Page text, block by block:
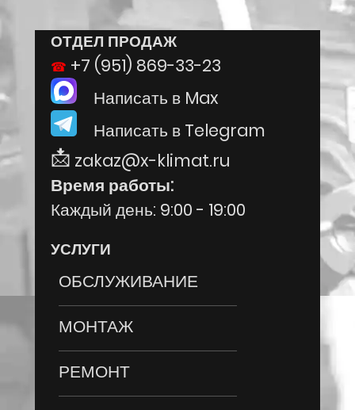
ОТДЕЛ ПРОДАЖ
+7 (951) 869-33-23
Написать в Max
Написать в Telegram
zakaz@x-klimat.ru
Время работы:
Каждый день: 9:00 - 19:00
УСЛУГИ
ОБСЛУЖИВАНИЕ
МОНТАЖ
РЕМОНТ